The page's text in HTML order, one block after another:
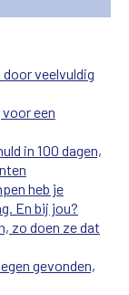
veelvuldig
voor een
in 100 dagen,
heb je
En bij jou?
zo doen ze dat
gevonden,